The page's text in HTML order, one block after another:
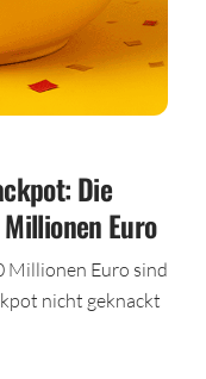
Die
Euro
Millionen Euro sind
nicht geknackt